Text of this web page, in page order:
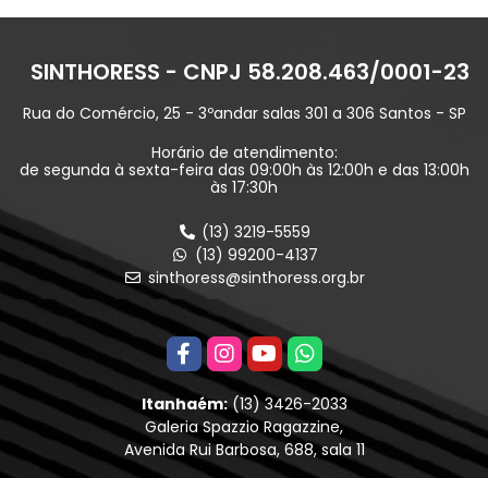
SINTHORESS - CNPJ 58.208.463/0001-23
Rua do Comércio, 25 - 3ºandar salas 301 a 306 Santos - SP
Horário de atendimento:
de segunda à sexta-feira das 09:00h às 12:00h e das 13:00h
às 17:30h
(13) 3219-5559
(13) 99200-4137
sinthoress@sinthoress.org.br
Itanhaém:(13) 3426-2033
Galeria Spazzio Ragazzine,
Avenida Rui Barbosa, 688, sala 11